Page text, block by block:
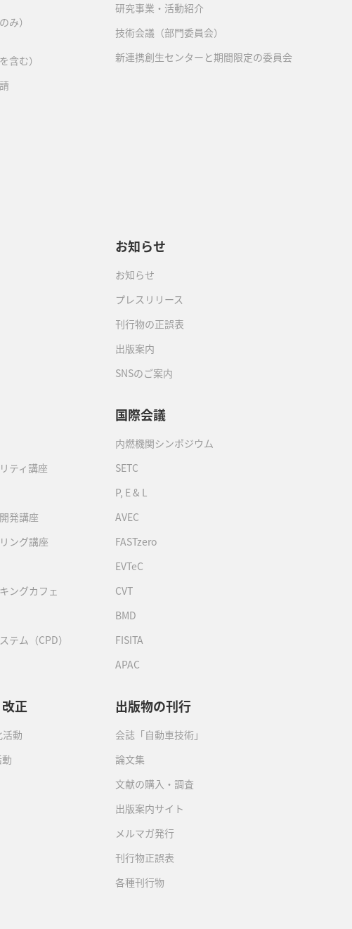
み）
含む）
研究事業・活動紹介
技術会議（部門委員会）
新連携創生センターと期間限定の委員会
お知らせ
お知らせ
プレスリリース
刊行物の正誤表
出版案内
SNSのご案内
ティ講座
発講座
ング講座
ングカフェ
テム（CPD）
国際会議
内燃機関シンポジウム
SETC
P, E & L
AVEC
FASTzero
EVTeC
CVT
BMD
FISITA
APAC
正
動
出版物の刊行
会誌「自動車技術」
論文集
文献の購入・調査
出版案内サイト
メルマガ発行
刊行物正誤表
各種刊行物